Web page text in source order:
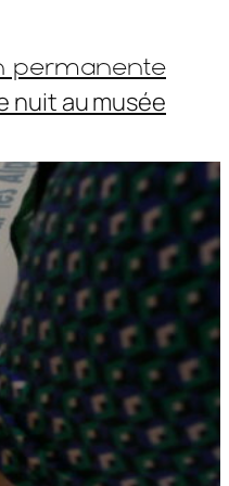
permanente
nuit au musée